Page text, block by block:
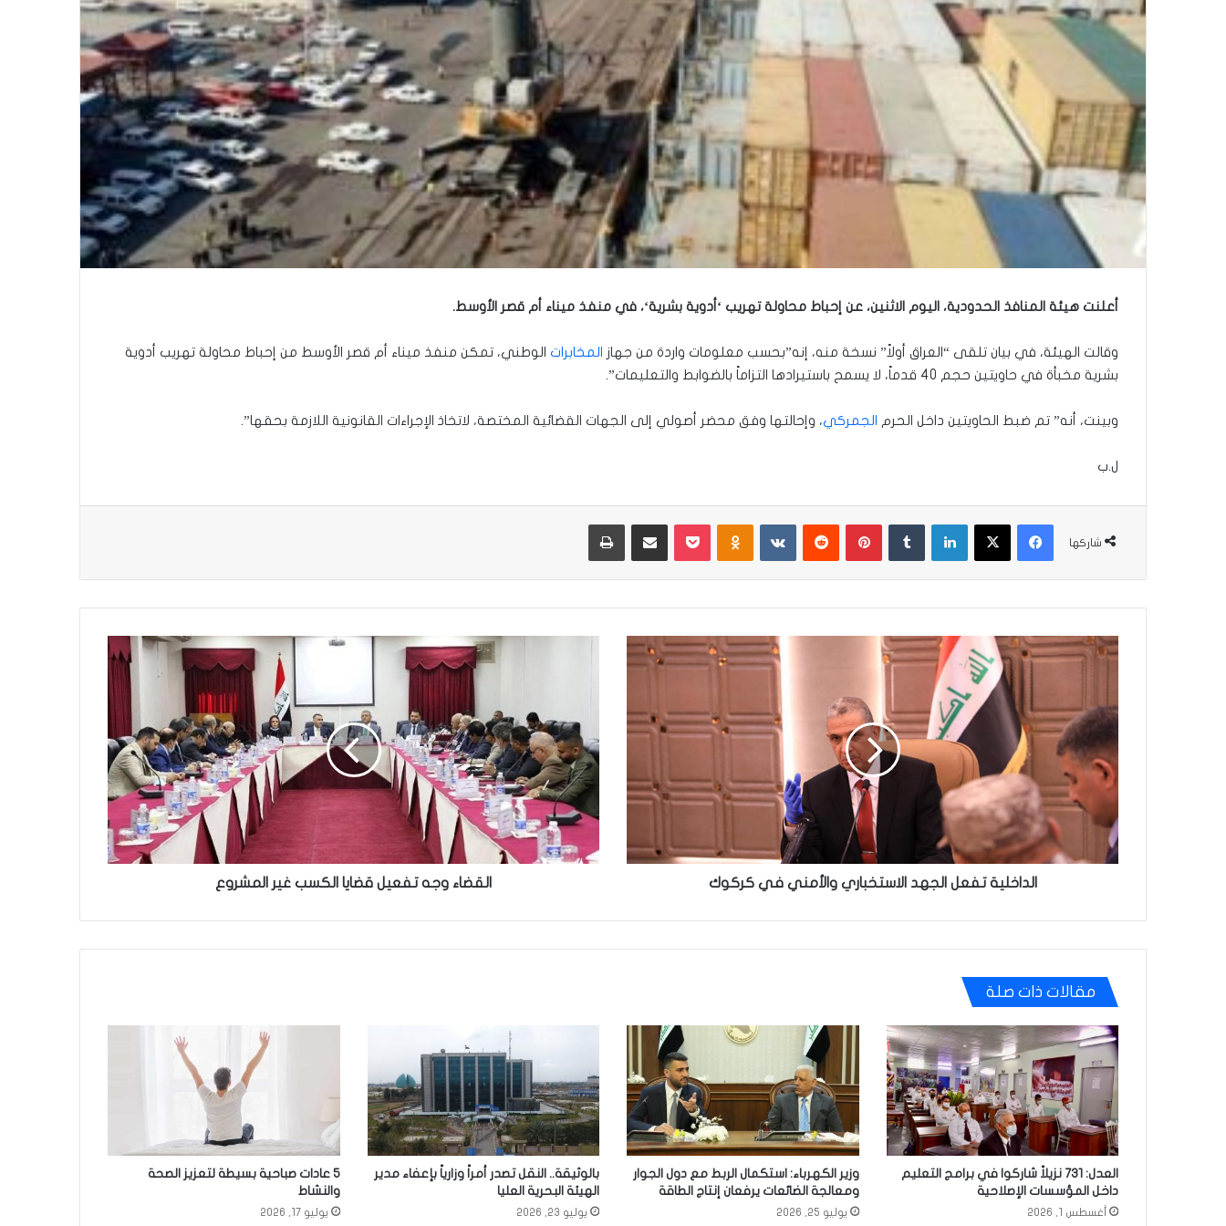
أعلنت هيئة المنافذ الحدودية، اليوم الاثنين، عن إحباط محاولة تهريب ‘أدوية بشرية‘، في منفذ ميناء أم قصر الأوسط.
وقالت الهيئة، في بيان تلقى “العراق أولاً” نسخة منه، إنه”بحسب معلومات واردة من جهاز المخابرات الوطني، تمكن منفذ ميناء أم قصر الأوسط من إحباط محاولة تهريب أدوية
بشرية مخبأة في حاويتين حجم 40 قدماً، لا يسمح باستيرادها التزاماً بالضوابط والتعليمات”.
وبينت، أنه” تم ضبط الحاويتين داخل الحرم الجمركي، وإحالتها وفق محضر أصولي إلى الجهات القضائية المختصة، لاتخاذ الإجراءات القانونية اللازمة بحقها”.
ل.ب
شاركها
فيسبوك
‫X لينكدإن بينتيريست Odnoklassniki
‫Pocketمشاركة عبر البريد طباعة
الداخلية
تفعل
والأمني
في
كركوك
الداخلية تفعل الجهد الاستخباري والأمني في كركوك
الكسب
غير
المشروع
القضاء وجه تفعيل قضايا الكسب غير المشروع
مقالات ذات صلة
العدل: 731 نزيلاً شاركوا في برامج التعليم
داخل المؤسسات الإصلاحية
أغسطس 1, 2026
وزير الكهرباء: استكمال الربط مع دول الجوار
ومعالجة الضائعات يرفعان إنتاج الطاقة
يوليو 25, 2026
بالوثيقة.. النقل تصدر أمراً وزارياً بإعفاء مدير
الهيئة البحرية العليا
يوليو 23, 2026
5 عادات صباحية بسيطة لتعزيز الصحة
والنشاط
يوليو 17, 2026